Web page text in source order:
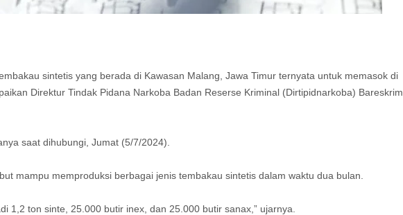
sintetis yang berada di Kawasan Malang, Jawa Timur ternyata untuk memasok di
Direktur Tindak Pidana Narkoba Badan Reserse Kriminal (Dirtipidnarkoba) Bareskrim
saat dihubungi, Jumat (5/7/2024).
mampu memproduksi berbagai jenis tembakau sintetis dalam waktu dua bulan.
1,2 ton sinte, 25.000 butir inex, dan 25.000 butir sanax,” ujarnya.